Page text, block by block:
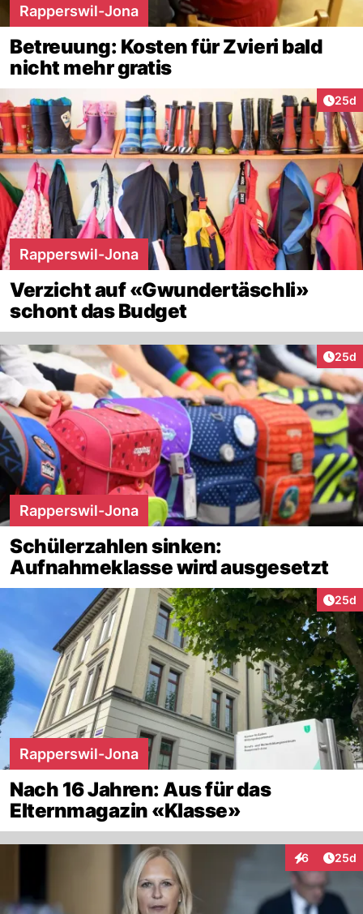
Rapperswil-Jona
Betreuung: Kosten für Zvieri bald
nicht mehr gratis
25d
Rapperswil-Jona
Verzicht auf «Gwundertäschli»
schont das Budget
25d
Rapperswil-Jona
Schülerzahlen sinken:
Aufnahmeklasse wird ausgesetzt
25d
Rapperswil-Jona
Nach 16 Jahren: Aus für das
Elternmagazin «Klasse»
6
Interaktionen
25d